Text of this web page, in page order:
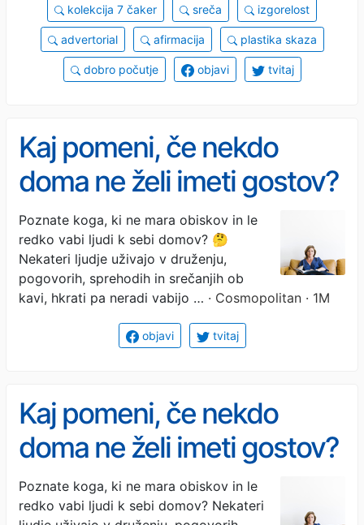
kolekcija 7 čaker sreča izgorelost
advertorial afirmacija plastika skaza
dobro počutje objavi tvitaj
Kaj pomeni, če nekdo
doma ne želi imeti gostov?
Psihologi razkrivajo, kaj se
skriva za takšnim
vedenjem
Poznate koga, ki ne mara obiskov in le
redko vabi ljudi k sebi domov? 🤔
Nekateri ljudje uživajo v druženju,
pogovorih, sprehodih in srečanjih ob
kavi, hkrati pa neradi vabijo … · Cosmopolitan · 1M
objavi tvitaj
Kaj pomeni, če nekdo
doma ne želi imeti gostov?
Psihologi razkrivajo, kaj se
skriva za takšnim
Poznate koga, ki ne mara obiskov in le
redko vabi ljudi k sebi domov? Nekateri